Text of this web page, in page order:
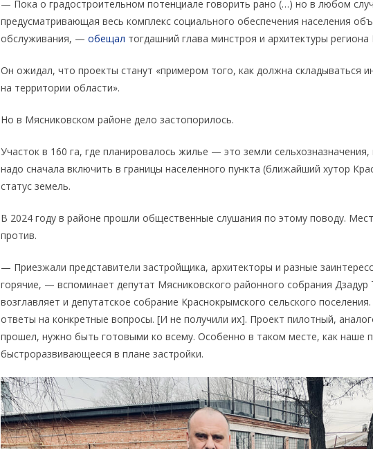
— Пока о градостроительном потенциале говорить рано (…) но в любом
предусматривающая весь комплекс социального обеспечения населения
обслуживания, — обещал тогдашний глава минстроя и архитектуры
Он ожидал, что проекты станут «примером того, как должна складываться
на территории области».
Но в Мясниковском районе дело застопорилось.
Участок в 160 га, где планировалось жилье — это земли
надо сначала включить в границы населенного пункта (ближайший хутор
статус земель.
В 2024 году в районе прошли общественные слушания по этому поводу.
против.
— Приезжали представители застройщика, архитекторы и разные
горячие, — вспоминает депутат Мясниковского районного собрания
возглавляет и депутатское собрание Краснокрымского сельского
ответы на конкретные вопросы. [И не получили их]. Проект пилотный,
прошел, нужно быть готовыми ко всему. Особенно в таком месте, как наше
быстроразвивающееся в плане застройки.